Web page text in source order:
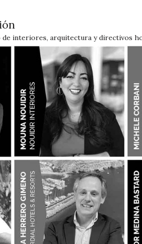
interiores, arquitectura y directivos